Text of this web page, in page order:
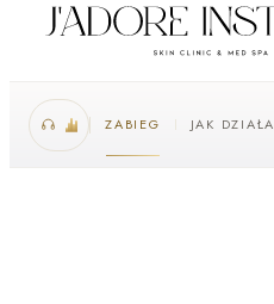
ZABIEG JAK DZIAŁA